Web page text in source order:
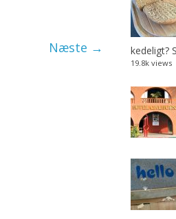
Næste →
kedeligt?
19.8k views